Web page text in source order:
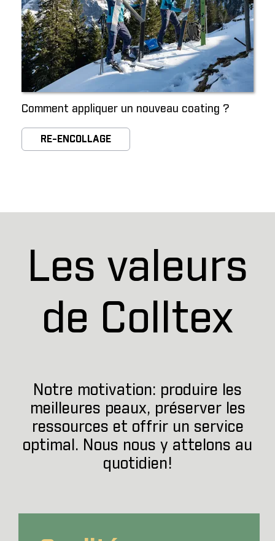
Comment appliquer un nouveau coating ?
RE-ENCOLLAGE
Les valeurs
de Colltex
Notre motivation: produire les
meilleures peaux, préserver les
ressources et offrir un service
optimal. Nous nous y attelons au
quotidien!